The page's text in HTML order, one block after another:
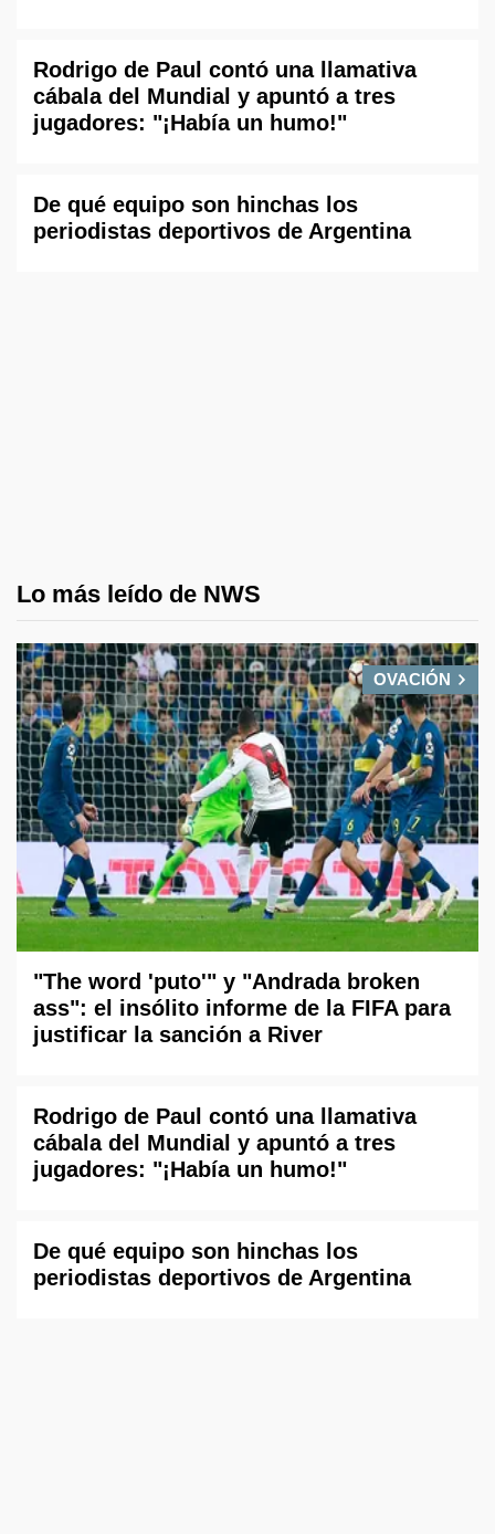
Rodrigo de Paul contó una llamativa
cábala del Mundial y apuntó a tres
jugadores: "¡Había un humo!"
De qué equipo son hinchas los
periodistas deportivos de Argentina
Lo más leído de NWS
OVACIÓN
"The word 'puto'" y "Andrada broken
ass": el insólito informe de la FIFA para
justificar la sanción a River
Rodrigo de Paul contó una llamativa
cábala del Mundial y apuntó a tres
jugadores: "¡Había un humo!"
De qué equipo son hinchas los
periodistas deportivos de Argentina